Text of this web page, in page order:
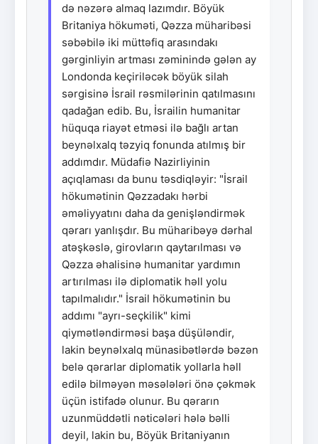
də nəzərə almaq lazımdır. Böyük
Britaniya hökuməti, Qəzza müharibəsi
səbəbilə iki müttəfiq arasındakı
gərginliyin artması zəminində gələn ay
Londonda keçiriləcək böyük silah
sərgisinə İsrail rəsmilərinin qatılmasını
qadağan edib. Bu, İsrailin humanitar
hüquqa riayət etməsi ilə bağlı artan
beynəlxalq təzyiq fonunda atılmış bir
addımdır. Müdafiə Nazirliyinin
açıqlaması da bunu təsdiqləyir: "İsrail
hökumətinin Qəzzadakı hərbi
əməliyyatını daha da genişləndirmək
qərarı yanlışdır. Bu müharibəyə dərhal
atəşkəslə, girovların qaytarılması və
Qəzza əhalisinə humanitar yardımın
artırılması ilə diplomatik həll yolu
tapılmalıdır." İsrail hökumətinin bu
addımı "ayrı-seçkilik" kimi
qiymətləndirməsi başa düşüləndir,
lakin beynəlxalq münasibətlərdə bəzən
belə qərarlar diplomatik yollarla həll
edilə bilməyən məsələləri önə çəkmək
üçün istifadə olunur. Bu qərarın
uzunmüddətli nəticələri hələ bəlli
deyil, lakin bu, Böyük Britaniyanın